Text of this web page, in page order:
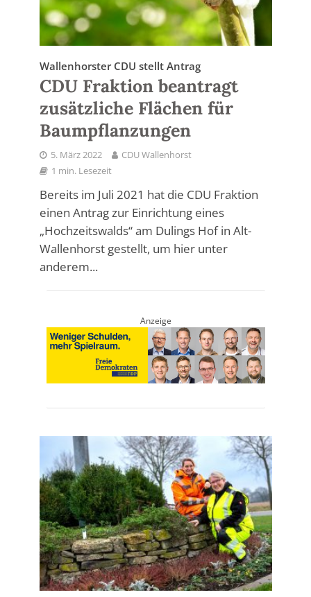
Wallenhorster CDU stellt Antrag
CDU Fraktion beantragt
zusätzliche Flächen für
Baumpflanzungen
5. März 2022
CDU Wallenhorst
1 min. Lesezeit
Bereits im Juli 2021 hat die CDU Fraktion
einen Antrag zur Einrichtung eines
„Hochzeitswalds“ am Dulings Hof in Alt-
Wallenhorst gestellt, um hier unter
anderem...
Anzeige